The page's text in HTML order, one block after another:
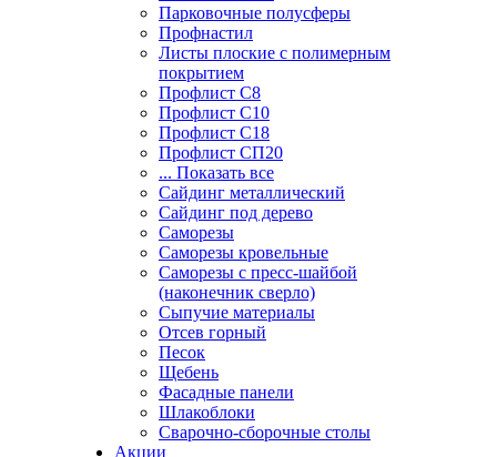
Парковочные полусферы
Профнастил
Листы плоские с полимерным
покрытием
Профлист С8
Профлист С10
Профлист С18
Профлист СП20
... Показать все
Сайдинг металлический
Cайдинг под дерево
Саморезы
Саморезы кровельные
Саморезы с пресс-шайбой
(наконечник сверло)
Сыпучие материалы
Отсев горный
Песок
Щебень
Фасадные панели
Шлакоблоки
Сварочно-сборочные столы
Акции